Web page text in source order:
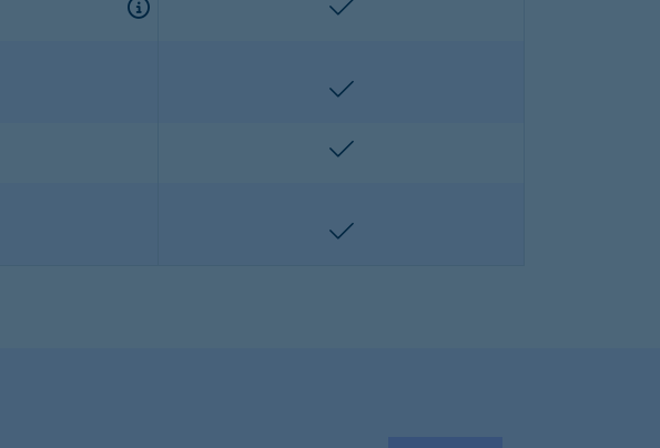
enthalten
enthalten
enthalten
enthalten